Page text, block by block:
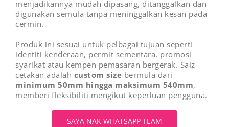
menjadikannya mudah dipasang, ditanggalkan dan
digunakan semula tanpa meninggalkan kesan pada
cermin.
Produk ini sesuai untuk pelbagai tujuan seperti
identiti kenderaan, permit sementara, promosi
syarikat atau kempen pemasaran bergerak. Saiz
cetakan adalah custom size bermula dari
minimum 50mm hingga maksimum 540mm,
memberi fleksibiliti mengikut keperluan pengguna.
SAYA NAK WHATSAPP TEAM